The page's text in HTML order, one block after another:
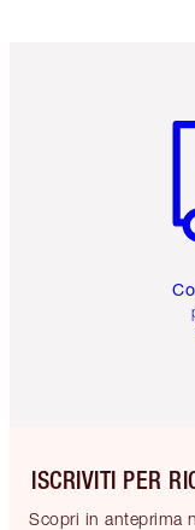
ISCRIVITI PER
Scopri in anteprima